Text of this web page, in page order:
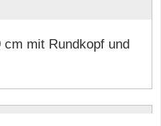
mit Rundkopf und